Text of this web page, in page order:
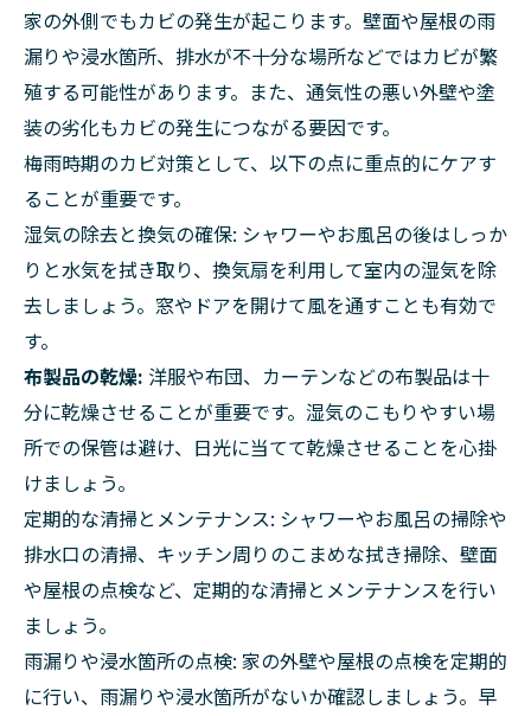
家の外側でもカビの発生が起こります。壁面や屋根の雨
漏りや浸水箇所、排水が不十分な場所などではカビが繁
殖する可能性があります。また、通気性の悪い外壁や塗
装の劣化もカビの発生につながる要因です。
梅雨時期のカビ対策として、以下の点に重点的にケアす
ることが重要です。
湿気の除去と換気の確保: シャワーやお風呂の後はしっか
りと水気を拭き取り、換気扇を利用して室内の湿気を除
去しましょう。窓やドアを開けて風を通すことも有効で
す。
布製品の乾燥: 洋服や布団、カーテンなどの布製品は十
分に乾燥させることが重要です。湿気のこもりやすい場
所での保管は避け、日光に当てて乾燥させることを心掛
けましょう。
定期的な清掃とメンテナンス: シャワーやお風呂の掃除や
排水口の清掃、キッチン周りのこまめな拭き掃除、壁面
や屋根の点検など、定期的な清掃とメンテナンスを行い
ましょう。
雨漏りや浸水箇所の点検: 家の外壁や屋根の点検を定期的
に行い、雨漏りや浸水箇所がないか確認しましょう。早